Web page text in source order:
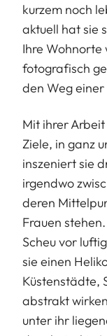
kurzem noch
aktuell hat sie
Ihre Wohnorte
fotografisch
den Weg
Mit ihrer
Ziele, in ganz
inszeniert sie
irgendwo
deren
Frauen
Scheu vor
sie einen
Küstenstädte,
abstrakt
unter ihr